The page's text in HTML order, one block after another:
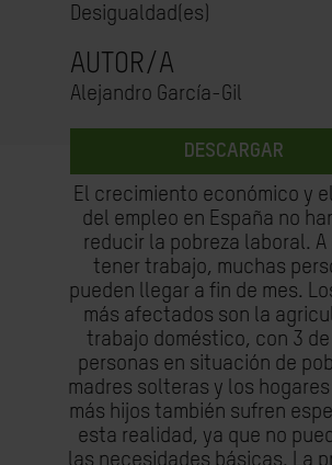
Desigualdad(es)
AUTOR/A
Alejandro García-Gil
DESCARGAR
El crecimiento económico y
del empleo en España no
reducir la pobreza laboral. A
tener trabajo, muchas
pueden llegar a fin de mes.
más afectados son la
trabajo doméstico, con 3 de
personas en situación de
madres solteras y los
más hijos también sufren
esta realidad, ya que no
las necesidades básicas. La